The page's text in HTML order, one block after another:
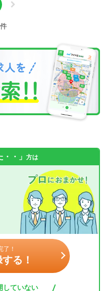
・」 方は
了！
る！
していない